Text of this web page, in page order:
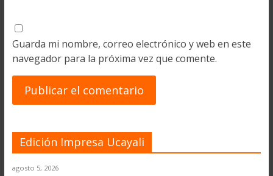
Guarda mi nombre, correo electrónico y web en este
navegador para la próxima vez que comente.
Edición Impresa Ucayali
agosto 5, 2026